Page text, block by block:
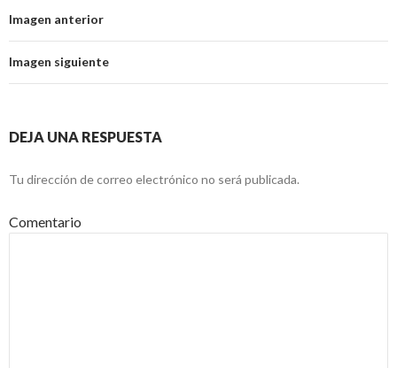
Imagen anterior
Imagen siguiente
DEJA UNA RESPUESTA
Tu dirección de correo electrónico no será publicada.
Comentario